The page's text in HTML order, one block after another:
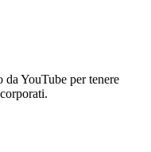
da YouTube per tenere